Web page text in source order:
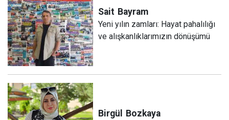
Sait Bayram
Yeni yılın zamları: Hayat pahalılığı
ve alışkanlıklarımızın dönüşümü
Birgül Bozkaya